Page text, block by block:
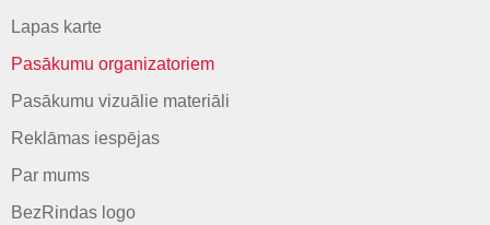
Lapas karte
Pasākumu organizatoriem
Pasākumu vizuālie materiāli
Reklāmas iespējas
Par mums
BezRindas logo